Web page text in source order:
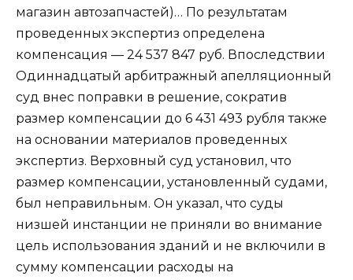
магазин автозапчастей)… По результатам
проведенных экспертиз определена
компенсация — 24 537 847 руб. Впоследствии
Одиннадцатый арбитражный апелляционный
суд внес поправки в решение, сократив
размер компенсации до 6 431 493 рубля также
на основании материалов проведенных
экспертиз. Верховный суд установил, что
размер компенсации, установленный судами,
был неправильным. Он указал, что суды
низшей инстанции не приняли во внимание
цель использования зданий и не включили в
сумму компенсации расходы на